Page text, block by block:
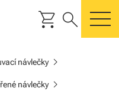
shopping_cart search
návlečkychevron_right
návlečkychevron_right